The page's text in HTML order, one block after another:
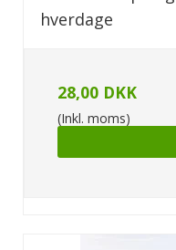
hverdage
28,00 DKK
(Inkl. moms)